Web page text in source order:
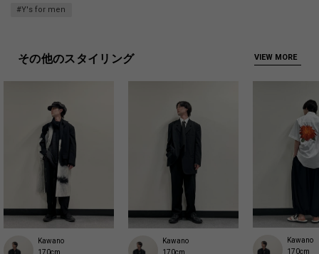
#Y's for men
その他のスタイリング VIEW MORE
Kawano
170cm
Kawano
170cm
Kawano
170cm